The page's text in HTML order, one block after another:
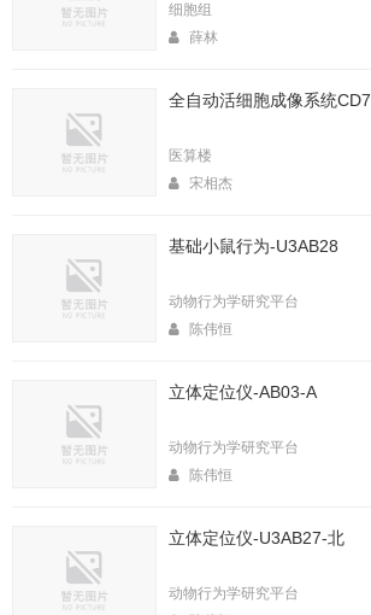
细胞组
薛林
全自动活细胞成像系统CD7
医算楼
宋相杰
基础小鼠行为-U3AB28
动物行为学研究平台
陈伟恒
立体定位仪-AB03-A
动物行为学研究平台
陈伟恒
立体定位仪-U3AB27-北
动物行为学研究平台